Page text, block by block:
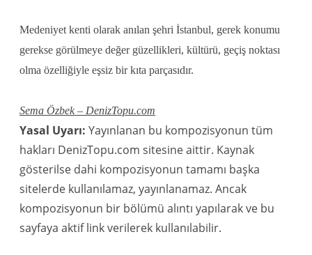
Medeniyet kenti olarak anılan şehri İstanbul, gerek konumu
gerekse görülmeye değer güzellikleri, kültürü, geçiş noktası
olma özelliğiyle eşsiz bir kıta parçasıdır.
Sema Özbek – DenizTopu.com
Yasal Uyarı: Yayınlanan bu kompozisyonun tüm
hakları DenizTopu.com sitesine aittir. Kaynak
gösterilse dahi kompozisyonun tamamı başka
sitelerde kullanılamaz, yayınlanamaz. Ancak
kompozisyonun bir bölümü alıntı yapılarak ve bu
sayfaya aktif link verilerek kullanılabilir.